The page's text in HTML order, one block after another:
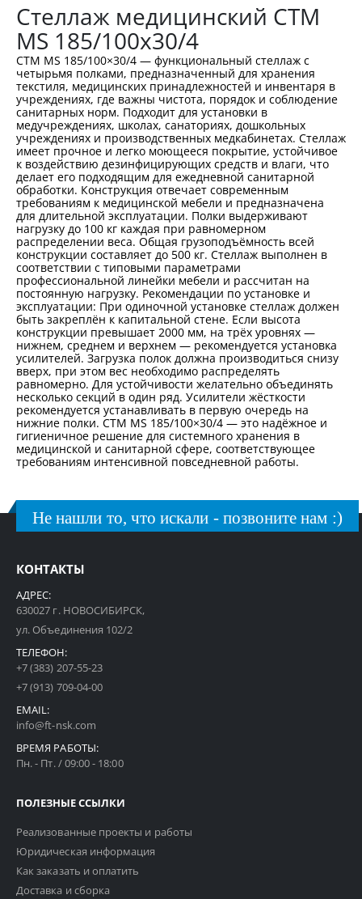
Стеллаж медицинский СТМ
MS 185/100х30/4
СТМ MS 185/100×30/4 — функциональный стеллаж с
четырьмя полками, предназначенный для хранения
текстиля, медицинских принадлежностей и инвентаря в
учреждениях, где важны чистота, порядок и соблюдение
санитарных норм. Подходит для установки в
медучреждениях, школах, санаториях, дошкольных
учреждениях и производственных медкабинетах. Стеллаж
имеет прочное и легко моющееся покрытие, устойчивое
к воздействию дезинфицирующих средств и влаги, что
делает его подходящим для ежедневной санитарной
обработки. Конструкция отвечает современным
требованиям к медицинской мебели и предназначена
для длительной эксплуатации. Полки выдерживают
нагрузку до 100 кг каждая при равномерном
распределении веса. Общая грузоподъёмность всей
конструкции составляет до 500 кг. Стеллаж выполнен в
соответствии с типовыми параметрами
профессиональной линейки мебели и рассчитан на
постоянную нагрузку. Рекомендации по установке и
эксплуатации: При одиночной установке стеллаж должен
быть закреплён к капитальной стене. Если высота
конструкции превышает 2000 мм, на трёх уровнях —
нижнем, среднем и верхнем — рекомендуется установка
усилителей. Загрузка полок должна производиться снизу
вверх, при этом вес необходимо распределять
равномерно. Для устойчивости желательно объединять
несколько секций в один ряд. Усилители жёсткости
рекомендуется устанавливать в первую очередь на
нижние полки. СТМ MS 185/100×30/4 — это надёжное и
гигиеничное решение для системного хранения в
медицинской и санитарной сфере, соответствующее
требованиям интенсивной повседневной работы.
Не нашли то, что искали - позвоните нам :)
КОНТАКТЫ
АДРЕС:
630027 г. НОВОСИБИРСК,
ул. Объединения 102/2
ТЕЛЕФОН:
+7 (383) 207-55-23
+7 (913) 709-04-00
EMAIL:
info@ft-nsk.com
ВРЕМЯ РАБОТЫ:
Пн. - Пт. / 09:00 - 18:00
ПОЛЕЗНЫЕ ССЫЛКИ
Реализованные проекты и работы
Юридическая информация
Как заказать и оплатить
Доставка и сборка